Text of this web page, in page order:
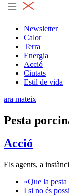
Newsletter
Calor
Terra
Energia
Acció
Ciutats
Estil de vida
ara mateix
Pesta
Acció
Els agents, a
«Que la
I si no és